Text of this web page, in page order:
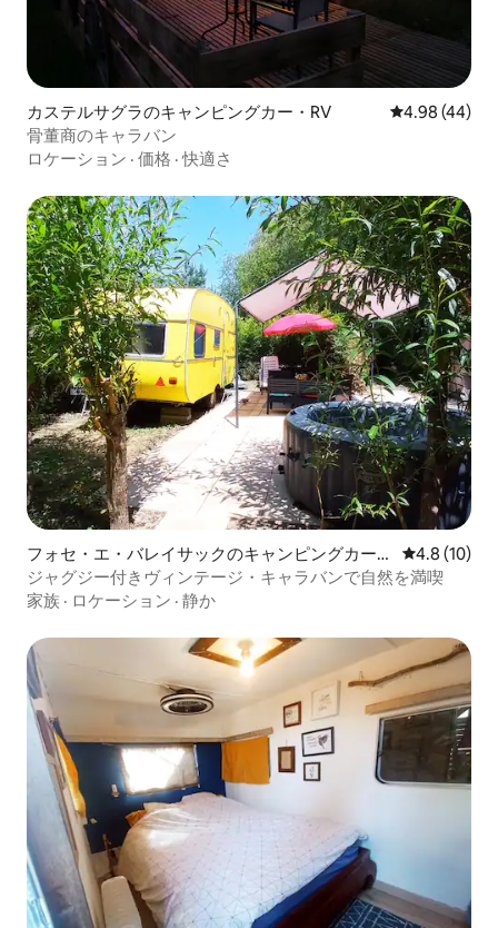
カステルサグラのキャンピングカー・RV レビュー44
4.98 (44)
骨董商のキャラバン
ロケーション · 価格 ·快適さ
フォセ・エ・バレイサックのキャンピングカー・
RV
レビュー10
4.8 (10)
ジャグジー付きヴィンテージ・キャラバンで自然を満喫
家族 · ロケーション · 静か